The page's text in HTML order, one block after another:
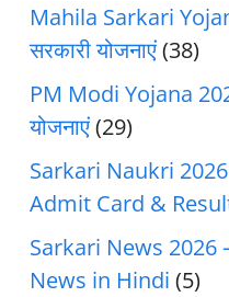
Mahila Sarkari
सरकारी योजनाएं(38)
PM Modi Yojana
योजनाएं(29)
Sarkari Naukri
Admit Card &
Sarkari News 2026
News in Hindi (5)